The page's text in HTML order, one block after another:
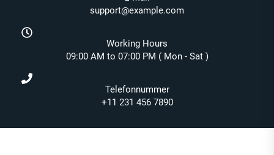
support@example.com
Working Hours
09:00 AM to 07:00 PM ( Mon - Sat )
Telefonnummer
+11 231 456 7890